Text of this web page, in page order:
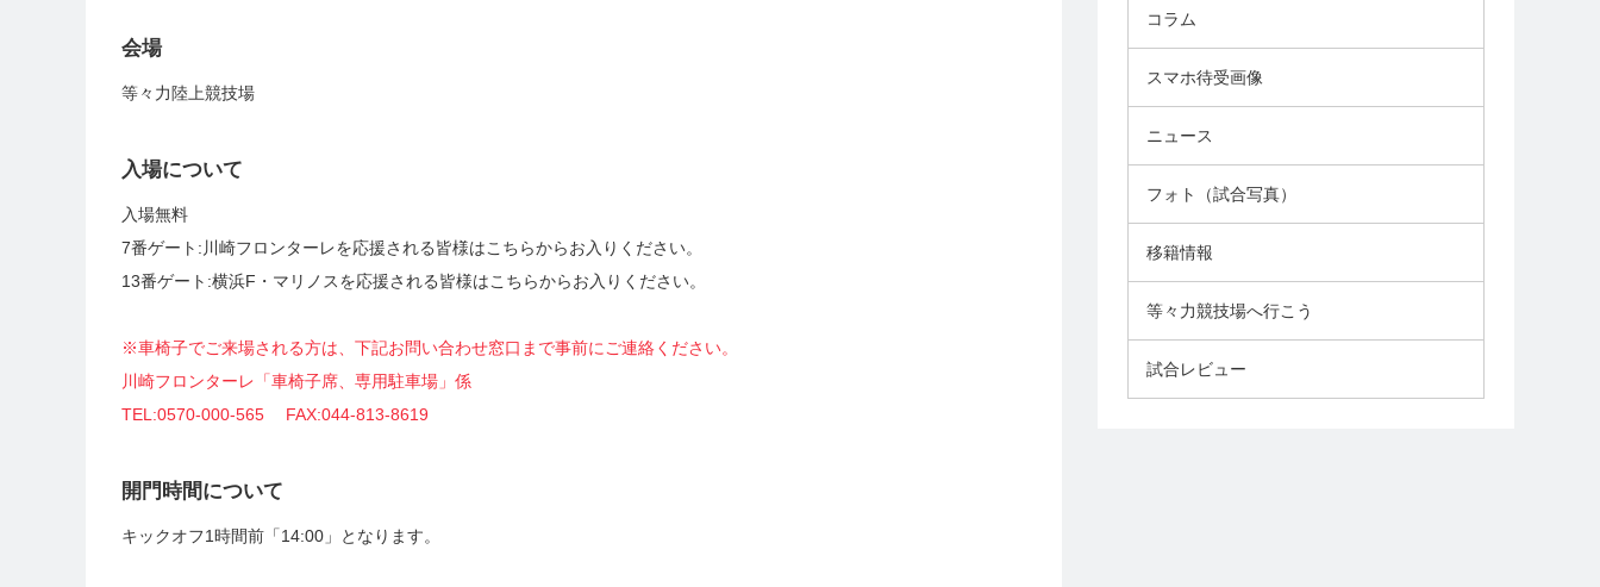
会場
等々力陸上競技場
入場について
入場無料
7番ゲート:川崎フロンターレを応援される皆様はこちらからお入りください。
13番ゲート:横浜F・マリノスを応援される皆様はこちらからお入りください。
※車椅子でご来場される方は、下記お問い合わせ窓口まで事前にご連絡ください。
川崎フロンターレ「車椅子席、専用駐車場」係
TEL:0570-000-565 FAX:044-813-8619
開門時間について
キックオフ1時間前「14:00」となります。
コラム
スマホ待受画像
ニュース
フォト（試合写真）
移籍情報
等々力競技場へ行こう
試合レビュー